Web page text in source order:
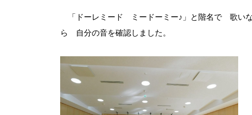
「ドーレミード ミードーミー♪」と階名で 歌い
ら 自分の音を確認しました。